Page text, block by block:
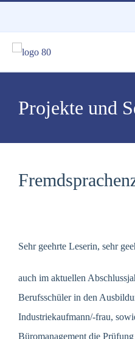
Projekte und
Sehr geehrte Leserin, sehr
auch im aktuellen
Berufsschüler in den
Industriekaufmann/-frau,
Büromanagement die